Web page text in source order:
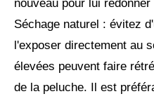
nouveau pour lui
Séchage naturel : évitez
l'exposer directement au
élevées peuvent faire
de la peluche. Il est